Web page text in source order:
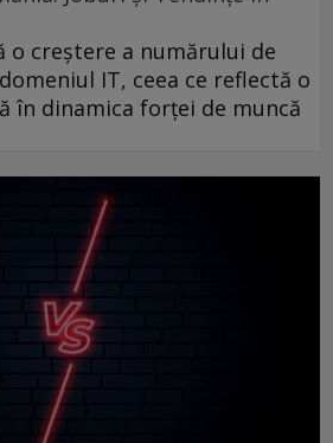
o creștere a numărului de
IT, ceea ce reflectă o
în dinamica forței de muncă